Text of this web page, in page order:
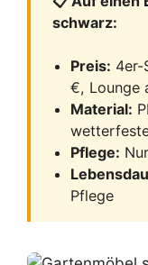
schwarz:
Preis: 4er-
€, Lounge
Material:
Pflege:
Pflege